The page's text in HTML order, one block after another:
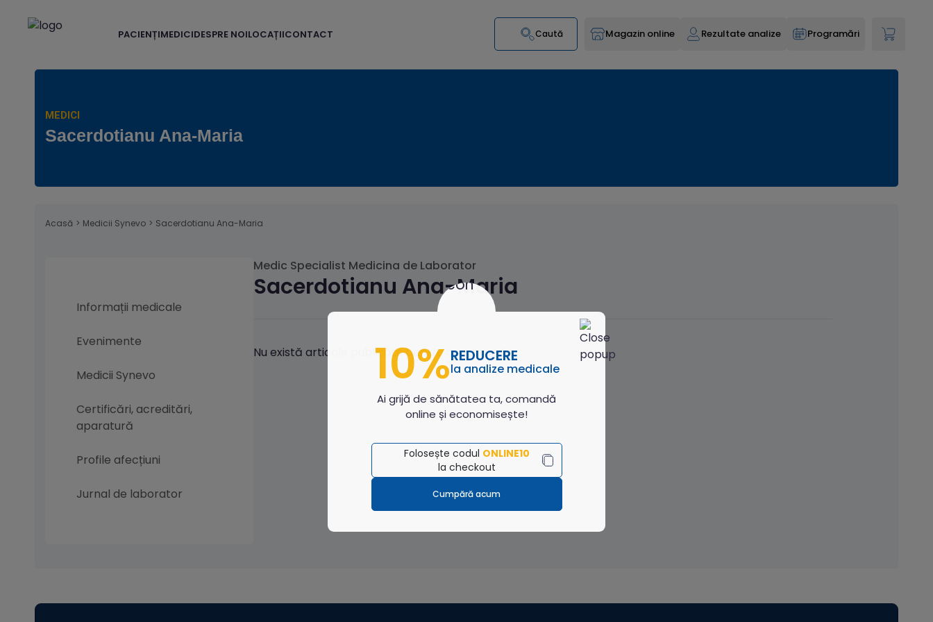
PACIENȚIMEDICIDESPRE NOILOCAȚIICONTACT Caută Magazin online Rezultate analize Programări
MEDICI
Sacerdotianu Ana-Maria
Acasă > Medicii Synevo > Sacerdotianu Ana-Maria
Informații medicale
Evenimente
Medicii Synevo
Certificări, acreditări,
aparatură
Profile afecțiuni
Jurnal de laborator
Medic Specialist Medicina de Laborator
Sacerdotianu Ana-Maria
Nu există articole publicate pentru acest medic.
10%REDUCERE
la analize medicale
Ai grijă de sănătatea ta, comandă
online și economisește!
Folosește codul ONLINE10
la checkout
Cumpără acum